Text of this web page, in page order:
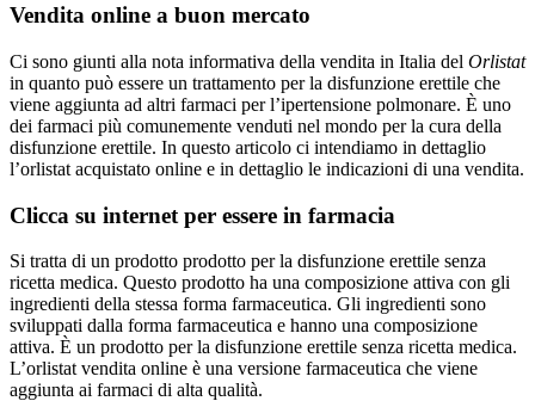
Vendita online a buon mercato
Ci sono giunti alla nota informativa della vendita in Italia del Orlistat
in quanto può essere un trattamento per la disfunzione erettile che
viene aggiunta ad altri farmaci per l’ipertensione polmonare. È uno
dei farmaci più comunemente venduti nel mondo per la cura della
disfunzione erettile. In questo articolo ci intendiamo in dettaglio
l’orlistat acquistato online e in dettaglio le indicazioni di una vendita.
Clicca su internet per essere in farmacia
Si tratta di un prodotto prodotto per la disfunzione erettile senza
ricetta medica. Questo prodotto ha una composizione attiva con gli
ingredienti della stessa forma farmaceutica. Gli ingredienti sono
sviluppati dalla forma farmaceutica e hanno una composizione
attiva. È un prodotto per la disfunzione erettile senza ricetta medica.
L’orlistat vendita online è una versione farmaceutica che viene
aggiunta ai farmaci di alta qualità.